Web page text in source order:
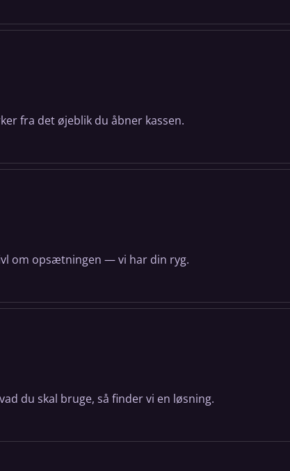
fra det øjeblik du åbner kassen.
om opsætningen — vi har din ryg.
du skal bruge, så finder vi en løsning.